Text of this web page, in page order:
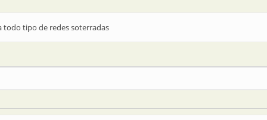
todo tipo de redes soterradas